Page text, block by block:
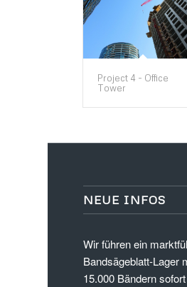
Project 4 - Office
Tower
NEUE INFOS
Wir führen ein
Bandsägeblatt-Lager
15.000 Bändern